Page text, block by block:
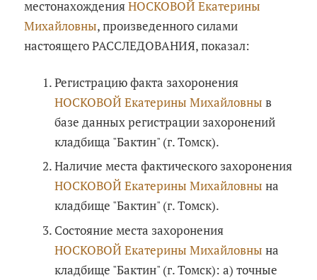
местонахожденияНОСКОВОЙ Екатерины
Михайловны, произведенного силами
настоящего РАССЛЕДОВАНИЯ, показал:
Регистрацию факта захоронения
НОСКОВОЙ Екатерины Михайловны в
базе данных регистрации захоронений
кладбища "Бактин" (г. Томск).
Наличие места фактического захоронения
НОСКОВОЙ Екатерины Михайловны на
кладбище "Бактин" (г. Томск).
Состояние места захоронения
НОСКОВОЙ Екатерины Михайловны на
кладбище "Бактин" (г. Томск): а) точные